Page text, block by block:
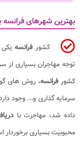
بهترین شهرهای فرانسه
کشورفرانسهیکی
توجه مهاجران بسیاری از
کشورفرانسه، روش های
سرمایه گذاری و... وجود
داده شد، مهاجرت با
محبوبیت بسیاری برخوردار